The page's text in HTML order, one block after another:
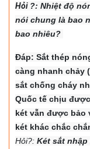
Hỏi ?: Nhiệt độ
nói chung là bao
bao nhiêu?
Đáp: Sắt thép
càng nhanh chảy
sắt chống cháy
Quốc tế chịu
két vẫn được bảo
két khác chắc
Hỏi?: Két sắt